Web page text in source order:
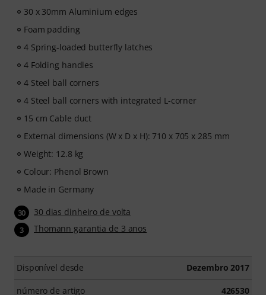
30 x 30mm Aluminium edges
Foam padding
4 Spring-loaded butterfly latches
4 Folding handles
4 Steel ball corners
4 Steel ball corners with integrated L-corner
15 cm Cable duct
External dimensions (W x D x H): 710 x 705 x 285 mm
Weight: 12.8 kg
Colour: Phenol Brown
Made in Germany
30 30 dias dinheiro de volta
3 Thomann garantia de 3 anos
Disponível desde Dezembro 2017
número de artigo 426530